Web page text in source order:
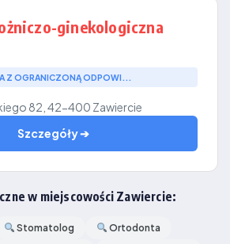
ginekologiczna
Z OGRANICZONĄ ODPOWI...
82, 42-400 Zawiercie
Szczegóły ➔
w miejscowości Zawiercie:
Stomatolog
Ortodonta